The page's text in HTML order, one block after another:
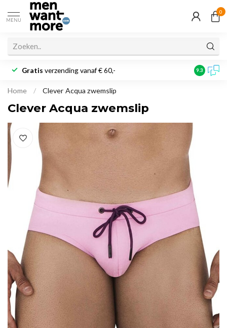
MENU
0
Gratis verzending vanaf € 60,- 9.3
Home / Clever Acqua zwemslip
Clever Acqua zwemslip